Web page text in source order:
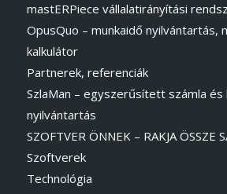
mastERPiece vállalatirányítási
OpusQuo – munkaidő nyilvántartás,
kalkulátor
Partnerek, referenciák
SzlaMan – egyszerűsített számla
nyilvántartás
SZOFTVER ÖNNEK – RAKJA ÖSSZE
Szoftverek
Technológia